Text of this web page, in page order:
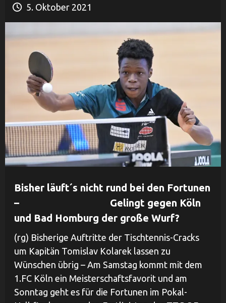
5. Oktober 2021
Bisher läuft´s nicht rund bei den Fortunen
– Gelingt gegen Köln
und Bad Homburg der große Wurf?
(rg) Bisherige Auftritte der Tischtennis-Cracks
um Kapitän Tomislav Kolarek lassen zu
Wünschen übrig – Am Samstag kommt mit dem
1.FC Köln ein Meisterschaftsfavorit und am
Sonntag geht es für die Fortunen im Pokal-